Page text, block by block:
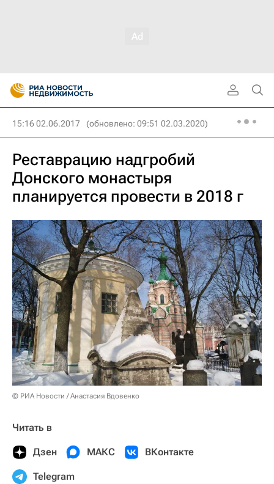
15:16 02.06.2017 (обновлено: 09:51 02.03.2020)
Реставрацию надгробий
Донского монастыря
планируется провести в 2018 г
© РИА Новости / Анастасия Вдовенко
Читать в
Дзен МАКС ВКонтакте
Telegram